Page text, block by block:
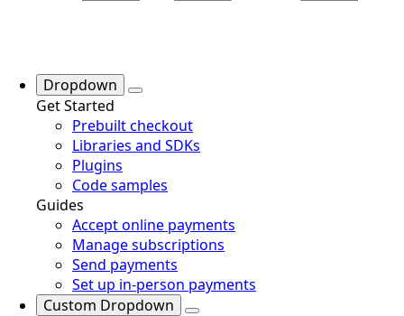
Dropdown
Get Started
Prebuilt checkout
Libraries and SDKs
Plugins
Code samples
Guides
Accept online payments
Manage subscriptions
Send payments
Set up in-person payments
Custom Dropdown